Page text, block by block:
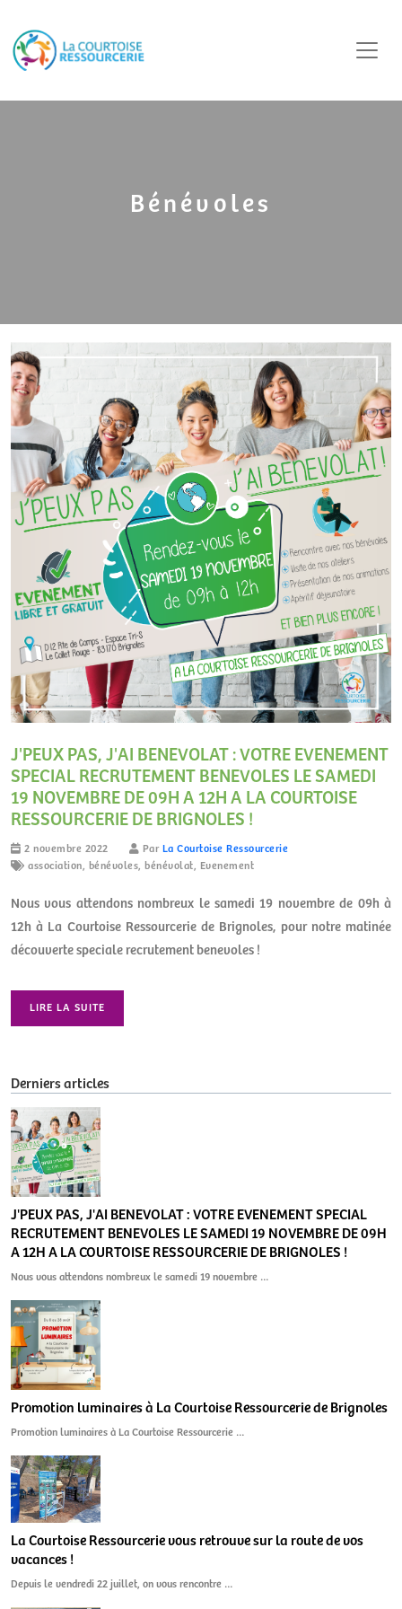
Bénévoles
J'PEUX PAS, J'AI BENEVOLAT : VOTRE EVENEMENT
SPECIAL RECRUTEMENT BENEVOLES LE SAMEDI
19 NOVEMBRE DE 09H A 12H A LA COURTOISE
RESSOURCERIE DE BRIGNOLES !
2 novembre 2022 Par La Courtoise Ressourcerie
association, bénévoles, bénévolat, Evenement
Nous vous attendons nombreux le samedi 19 novembre de 09h à
12h à La Courtoise Ressourcerie de Brignoles, pour notre matinée
découverte speciale recrutement benevoles !
LIRE LA SUITE
Derniers articles
J'PEUX PAS, J'AI BENEVOLAT : VOTRE EVENEMENT SPECIAL
RECRUTEMENT BENEVOLES LE SAMEDI 19 NOVEMBRE DE 09H
A 12H A LA COURTOISE RESSOURCERIE DE BRIGNOLES !
Nous vous attendons nombreux le samedi 19 novembre …
Promotion luminaires à La Courtoise Ressourcerie de Brignoles
Promotion luminaires à La Courtoise Ressourcerie …
La Courtoise Ressourcerie vous retrouve sur la route de vos
vacances !
Depuis le vendredi 22 juillet, on vous rencontre …